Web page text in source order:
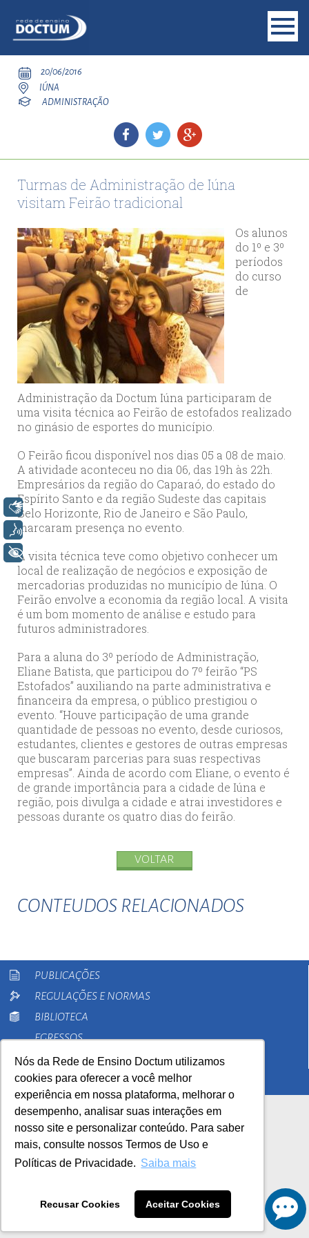
Nós da Rede de Ensino Doctum utilizamos
cookies para oferecer a você melhor
experiência em nossa plataforma, melhorar o
desempenho, analisar suas interações em
nosso site e personalizar conteúdo. Para saber
mais, consulte nossos Termos de Uso e
Políticas de Privacidade. Saiba mais
Recusar Cookies Aceitar Cookies
20/06/2016
IÚNA
ADMINISTRAÇÃO
Turmas de Administração de Iúna
visitam Feirão tradicional
Os alunos
do 1º e 3º
períodos
do curso
de
Administração da Doctum Iúna participaram de
uma visita técnica ao Feirão de estofados realizado
no ginásio de esportes do município.
O Feirão ficou disponível nos dias 05 a 08 de maio.
A atividade aconteceu no dia 06, das 19h às 22h.
Empresários da região do Caparaó, do estado do
Espírito Santo e da região Sudeste das capitais
Belo Horizonte, Rio de Janeiro e São Paulo,
marcaram presença no evento.
A visita técnica teve como objetivo conhecer um
local de realização de negócios e exposição de
mercadorias produzidas no município de Iúna. O
Feirão envolve a economia da região local. A visita
é um bom momento de análise e estudo para
futuros administradores.
Para a aluna do 3º período de Administração,
Eliane Batista, que participou do 7º feirão “PS
Estofados” auxiliando na parte administrativa e
financeira da empresa, o público prestigiou o
evento. “Houve participação de uma grande
quantidade de pessoas no evento, desde curiosos,
estudantes, clientes e gestores de outras empresas
que buscaram parcerias para suas respectivas
empresas”. Ainda de acordo com Eliane, o evento é
de grande importância para a cidade de Iúna e
região, pois divulga a cidade e atrai investidores e
pessoas durante os quatro dias do feirão.
VOLTAR
CONTEUDOS RELACIONADOS
PUBLICAÇÕES
REGULAÇÕES E NORMAS
BIBLIOTECA
EGRESSOS
PESQUISA
EXTENSÃO
AutoAvaliação Institucional
0800 033 1100
Libras
Voz
+ Acessibilidade